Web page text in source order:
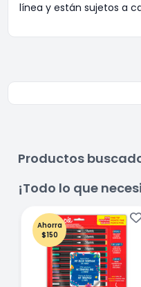
línea y están sujetos a
Productos
¡Todo lo que
Ahorra
$150